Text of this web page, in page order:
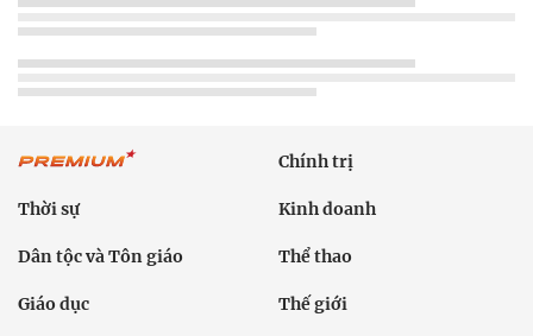
Chính trị
Thời sự Kinh doanh
Dân tộc và Tôn giáo Thể thao
Giáo dục Thế giới